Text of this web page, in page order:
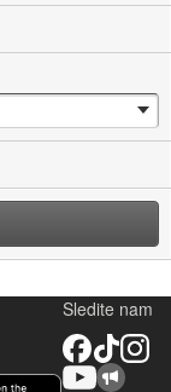
Sledite nam